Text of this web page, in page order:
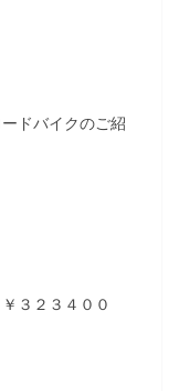
ドバイクのご紹
２３４００